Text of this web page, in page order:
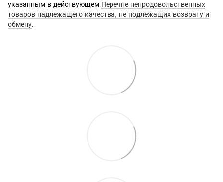
указанным в действующем Перечне непродовольственных
товаров надлежащего качества, не подлежащих возврату и
обмену